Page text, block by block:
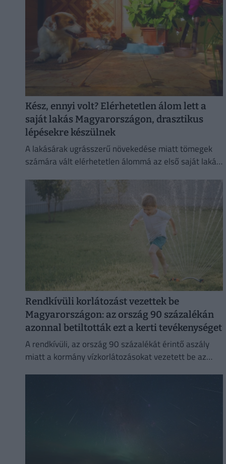
Kész, ennyi volt? Elérhetetlen álom lett a
saját lakás Magyarországon, drasztikus
lépésekre készülnek
A lakásárak ugrásszerű növekedése miatt tömegek
számára vált elérhetetlen álommá az első saját lakás
Rendkívüli korlátozást vezettek be
Magyarországon: az ország 90 százalékán
azonnal betiltották ezt a kerti tevékenységet
A rendkívüli, az ország 90 százalékát érintő aszály
miatt a kormány vízkorlátozásokat vezetett be az